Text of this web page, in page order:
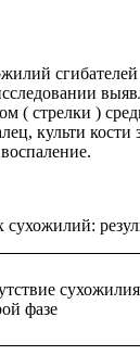
( стрелки )
культи
фазе